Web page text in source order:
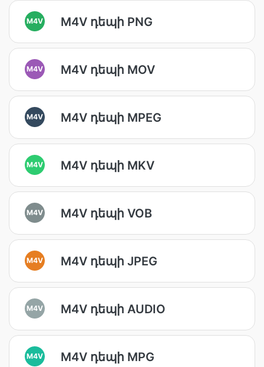
M4V M4V դեպի PNG
M4V M4V դեպի MOV
M4V M4V դեպի MPEG
M4V M4V դեպի MKV
M4V M4V դեպի VOB
M4V M4V դեպի JPEG
M4V M4V դեպի AUDIO
M4V M4V դեպի MPG